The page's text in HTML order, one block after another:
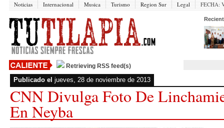
Noticias Internacional Musica Turismo Region Sur Legal FECHA:
Retrieving RSS feed(s)
Publicado el jueves, 28 de noviembre de 2013
CNN Divulga Foto De
En Neyba